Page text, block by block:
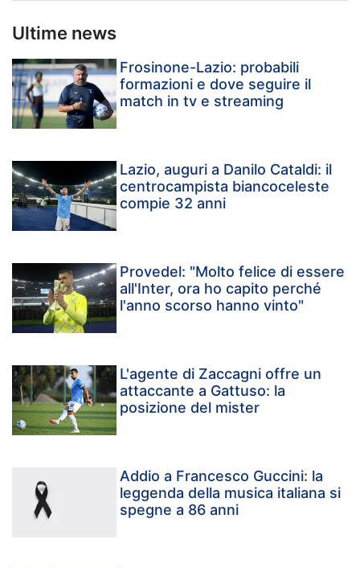
Ultime news
Frosinone-Lazio: probabili
formazioni e dove seguire il
match in tv e streaming
Lazio, auguri a Danilo Cataldi: il
centrocampista biancoceleste
compie 32 anni
Provedel: "Molto felice di essere
all'Inter, ora ho capito perché
l'anno scorso hanno vinto"
L'agente di Zaccagni offre un
attaccante a Gattuso: la
posizione del mister
Addio a Francesco Guccini: la
leggenda della musica italiana si
spegne a 86 anni